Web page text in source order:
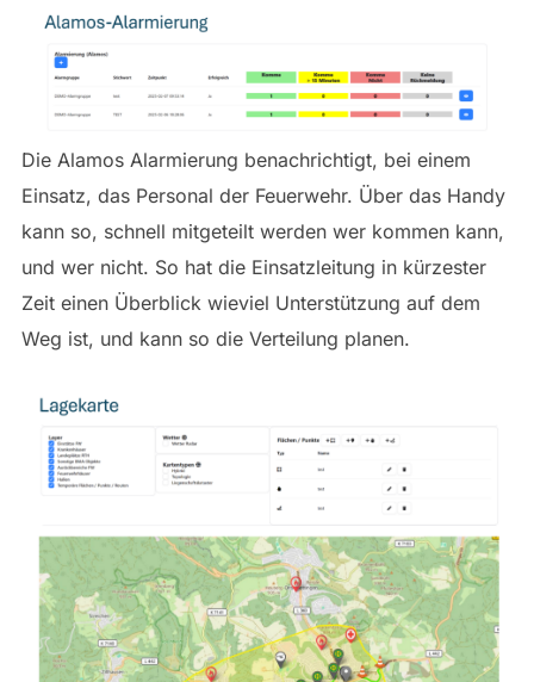
Die Alamos Alarmierung benachrichtigt, bei einem
Einsatz, das Personal der Feuerwehr. Über das Handy
kann so, schnell mitgeteilt werden wer kommen kann,
und wer nicht. So hat die Einsatzleitung in kürzester
Zeit einen Überblick wieviel Unterstützung auf dem
Weg ist, und kann so die Verteilung planen.